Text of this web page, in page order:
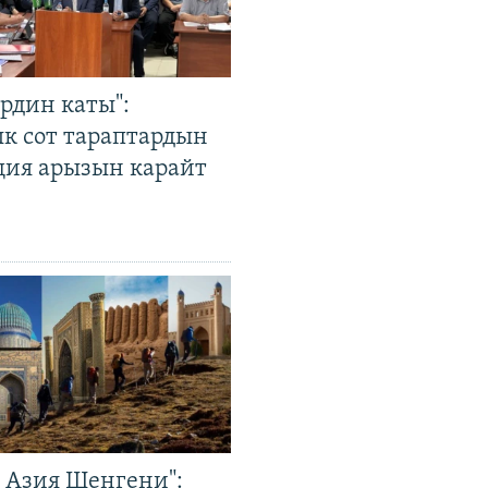
каты":
сот тараптардын
арызын карайт
Азия Шенгени":